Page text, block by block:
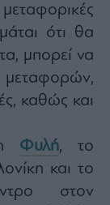
ότι θα
μπορεί να
καθώς και
Φυλή, το
και το
στον